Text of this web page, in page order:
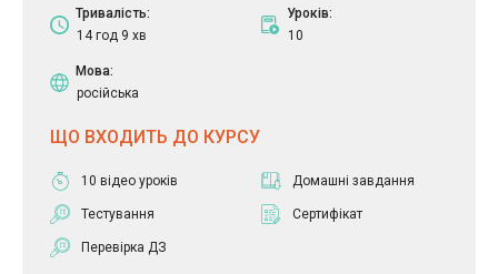
Тривалість:
14 год 9 хв
Уроків:
10
Мова:
російська
ЩО ВХОДИТЬ ДО КУРСУ
10 відео уроків Домашні завдання
Тестування Сертифікат
Перевірка ДЗ